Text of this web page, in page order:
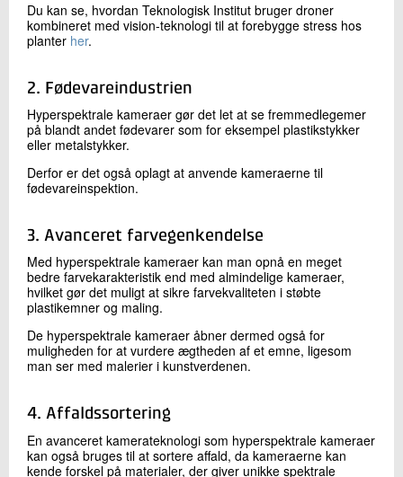
Du kan se, hvordan Teknologisk Institut bruger droner
kombineret med vision-teknologi til at forebygge stress hos
planter her.
2. Fødevareindustrien
Hyperspektrale kameraer gør det let at se fremmedlegemer
på blandt andet fødevarer som for eksempel plastikstykker
eller metalstykker.
Derfor er det også oplagt at anvende kameraerne til
fødevareinspektion.
3. Avanceret farvegenkendelse
Med hyperspektrale kameraer kan man opnå en meget
bedre farvekarakteristik end med almindelige kameraer,
hvilket gør det muligt at sikre farvekvaliteten i støbte
plastikemner og maling.
De hyperspektrale kameraer åbner dermed også for
muligheden for at vurdere ægtheden af et emne, ligesom
man ser med malerier i kunstverdenen.
4. Affaldssortering
En avanceret kamerateknologi som hyperspektrale kameraer
kan også bruges til at sortere affald, da kameraerne kan
kende forskel på materialer, der giver unikke spektrale